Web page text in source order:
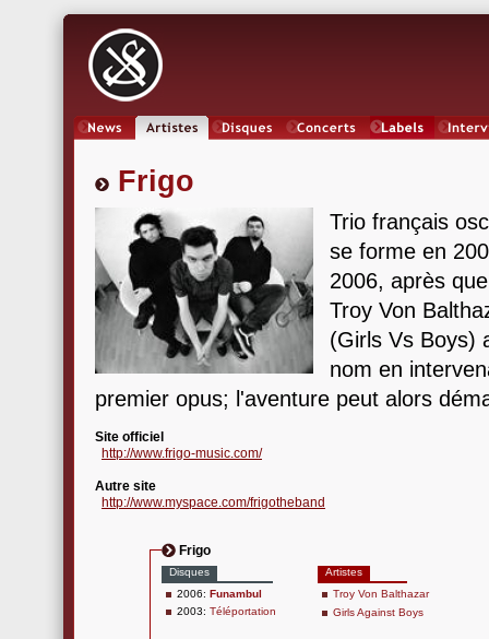
Frigo
Trio français
se forme en
2006, après
Troy Von
(Girls Vs Boys)
nom en
premier opus; l'aventure peut alors
Site officiel
http://www.frigo-music.com/
Autre site
http://www.myspace.com/frigotheband
Frigo
Disques
2006: Funambul
2003: Téléportation
Artistes
Troy Von Balthazar
Girls Against Boys